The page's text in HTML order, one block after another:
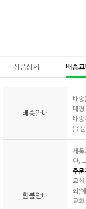
상품상세 배송
배송안내
배
대
배
(주
환불안내
제품
단,
주문
교환
외)
교환